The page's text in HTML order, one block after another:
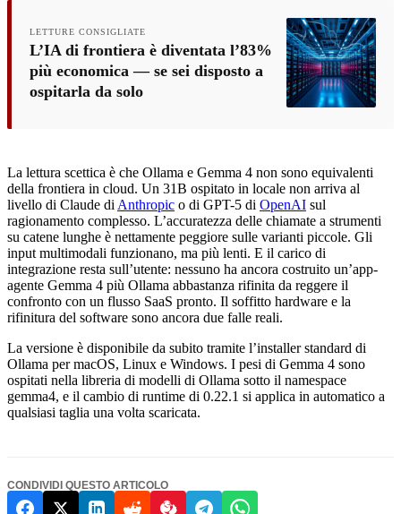
LETTURE CONSIGLIATE
L’IA di frontiera è diventata l’83%
più economica — se sei disposto a
ospitarla da solo
La lettura scettica è che Ollama e Gemma 4 non sono equivalenti
della frontiera in cloud. Un 31B ospitato in locale non arriva al
livello di Claude di Anthropic o di GPT-5 di OpenAI sul
ragionamento complesso. L’accuratezza delle chiamate a strumenti
su catene lunghe è nettamente peggiore sulle varianti piccole. Gli
input multimodali funzionano, ma più lenti. E il carico di
integrazione resta sull’utente: nessuno ha ancora costruito un’app-
agente Gemma 4 più Ollama abbastanza rifinita da reggere il
confronto con un flusso SaaS pronto. Il soffitto hardware e la
rifinitura del software sono ancora due falle reali.
La versione è disponibile da subito tramite l’installer standard di
Ollama per macOS, Linux e Windows. I pesi di Gemma 4 sono
ospitati nella libreria di modelli di Ollama sotto il namespace
gemma4, e il cambio di runtime di 0.22.1 si applica in automatico a
qualsiasi taglia una volta scaricata.
CONDIVIDI QUESTO ARTICOLO